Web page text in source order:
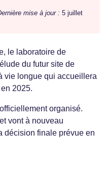
mise à jour : 5 juillet
le laboratoire de
du futur site de
vie longue qui accueillera
2025.
organisé.
vont à nouveau
décision finale prévue en